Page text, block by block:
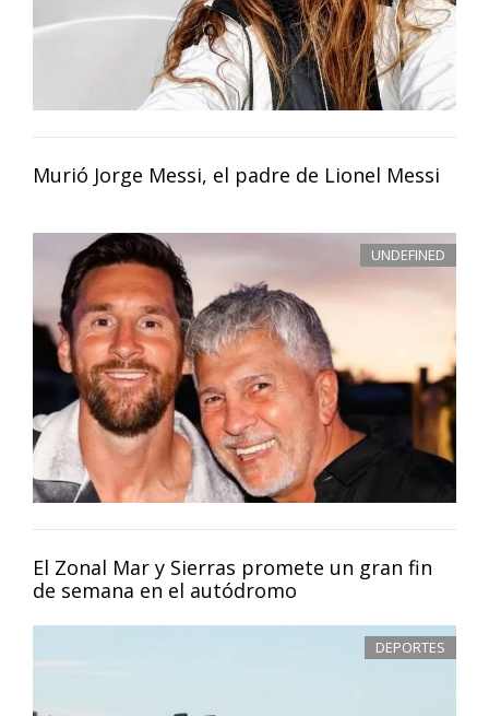
Murió Jorge Messi, el padre de Lionel Messi
UNDEFINED
El Zonal Mar y Sierras promete un gran fin
de semana en el autódromo
DEPORTES